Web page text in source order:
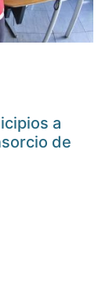
a
de